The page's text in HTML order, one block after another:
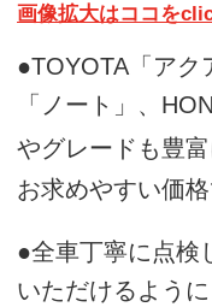
画像拡大はココを
●TOYOTA「アク
「ノート」、
やグレードも豊富
お求めやすい価
●全車丁寧に点検
いただけるよう